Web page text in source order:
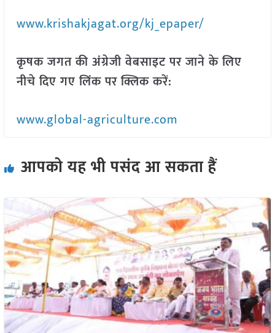
www.krishakjagat.org/kj_epaper/
कृषक जगत की अंग्रेजी वेबसाइट पर जाने के लिए
नीचे दिए गए लिंक पर क्लिक करें:
www.global-agriculture.com
आपको यह भी पसंद आ सकता हैं